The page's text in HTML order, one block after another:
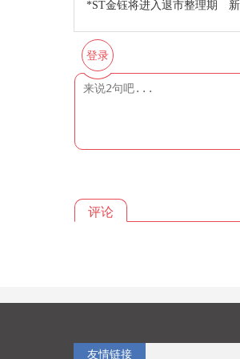
*ST金钰将进入退市整理期
登录
评论
友情链接